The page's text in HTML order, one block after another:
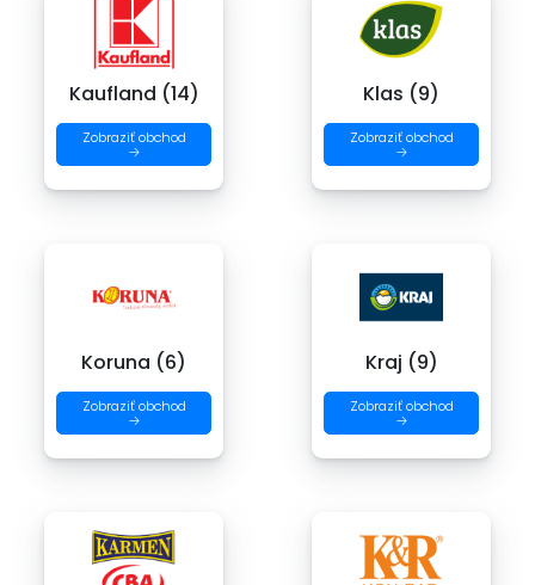
Kaufland (14)
Zobraziť obchod
→
Klas (9)
Zobraziť obchod
→
Koruna (6)
Zobraziť obchod
→
Kraj (9)
Zobraziť obchod
→